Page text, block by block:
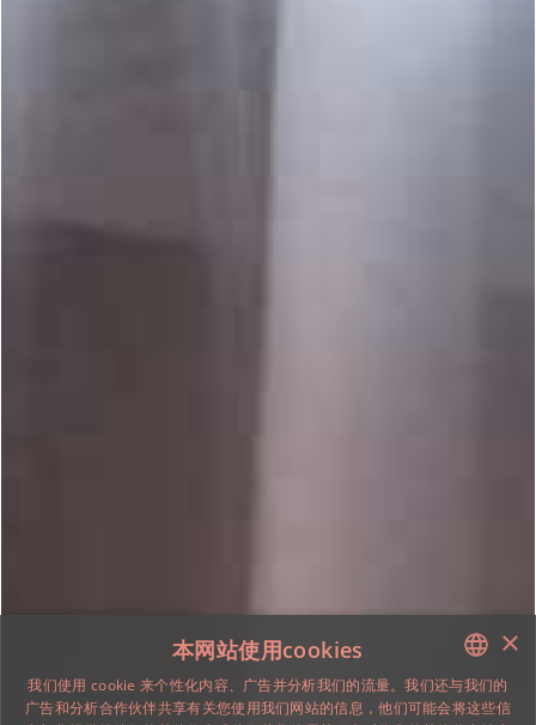
ENGLISH
×
本网站使用cookies
我们使用 cookie 来个性化内容、广告并分析我们的流量。我们还与我们的
广告和分析合作伙伴共享有关您使用我们网站的信息，他们可能会将这些信